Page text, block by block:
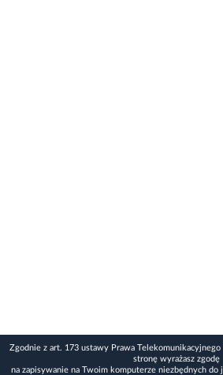
Zgodnie z art. 173 ustawy Prawa
stronę wyrażasz zgodę
na zapisywanie na Twoim komputerze niezbędnych